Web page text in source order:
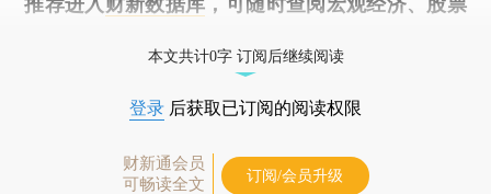
本文共计0字 订阅后继续阅读
登录 后获取已订阅的阅读权限
财新通会员
可畅读全文
订阅/会员升级